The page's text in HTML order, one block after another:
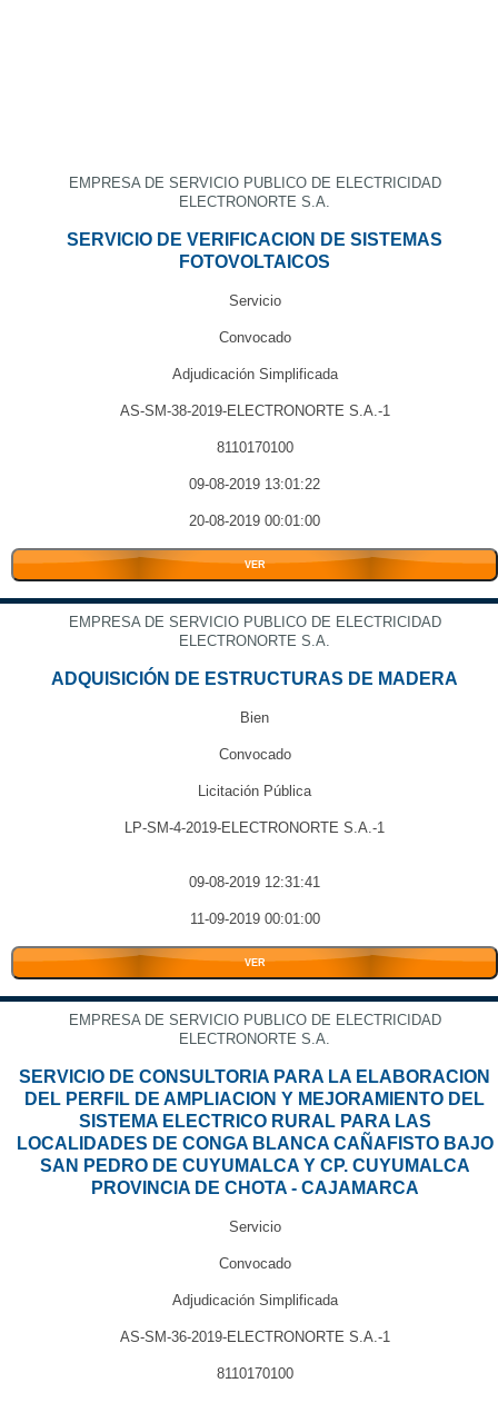
EMPRESA DE SERVICIO PUBLICO DE ELECTRICIDAD
ELECTRONORTE S.A.
SERVICIO DE VERIFICACION DE SISTEMAS
FOTOVOLTAICOS
Servicio
Convocado
Adjudicación Simplificada
AS-SM-38-2019-ELECTRONORTE S.A.-1
8110170100
09-08-2019 13:01:22
20-08-2019 00:01:00
VER
EMPRESA DE SERVICIO PUBLICO DE ELECTRICIDAD
ELECTRONORTE S.A.
ADQUISICIÓN DE ESTRUCTURAS DE MADERA
Bien
Convocado
Licitación Pública
LP-SM-4-2019-ELECTRONORTE S.A.-1
09-08-2019 12:31:41
11-09-2019 00:01:00
VER
EMPRESA DE SERVICIO PUBLICO DE ELECTRICIDAD
ELECTRONORTE S.A.
SERVICIO DE CONSULTORIA PARA LA ELABORACION
DEL PERFIL DE AMPLIACION Y MEJORAMIENTO DEL
SISTEMA ELECTRICO RURAL PARA LAS
LOCALIDADES DE CONGA BLANCA CAÑAFISTO BAJO
SAN PEDRO DE CUYUMALCA Y CP. CUYUMALCA
PROVINCIA DE CHOTA - CAJAMARCA
Servicio
Convocado
Adjudicación Simplificada
AS-SM-36-2019-ELECTRONORTE S.A.-1
8110170100